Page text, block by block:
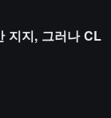
지지, 그러나 CL